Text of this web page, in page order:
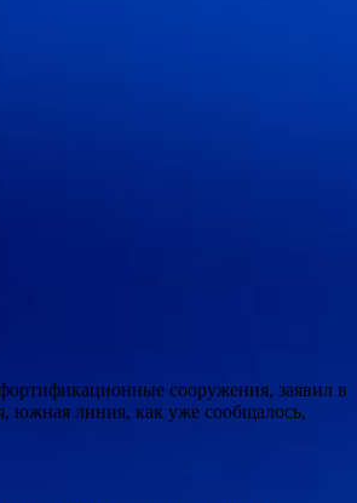
сооружения, заявил в
южная линия, как уже сообщалось,